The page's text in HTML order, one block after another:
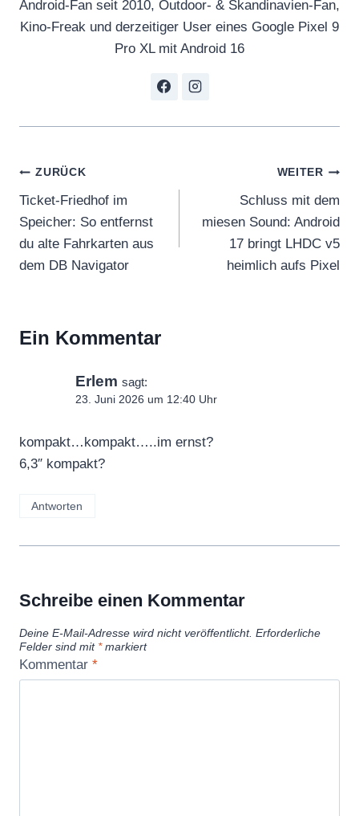
Android-Fan seit 2010, Outdoor- & Skandinavien-Fan,
Kino-Freak und derzeitiger User eines Google Pixel 9
Pro XL mit Android 16
Beitragsnavigation
ZURÜCK
Ticket-Friedhof im
Speicher: So entfernst
du alte Fahrkarten aus
dem DB Navigator
WEITER
Schluss mit dem
miesen Sound: Android
17 bringt LHDC v5
heimlich aufs Pixel
Ein Kommentar
Erlem sagt:
23. Juni 2026 um 12:40 Uhr
kompakt…kompakt…..im ernst?
6,3″ kompakt?
Antworten
Schreibe einen Kommentar
Deine E-Mail-Adresse wird nicht veröffentlicht. Erforderliche
Felder sind mit *markiert
Kommentar *